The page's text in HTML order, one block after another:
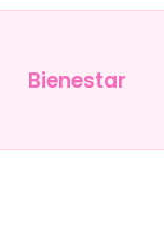
Bienestar